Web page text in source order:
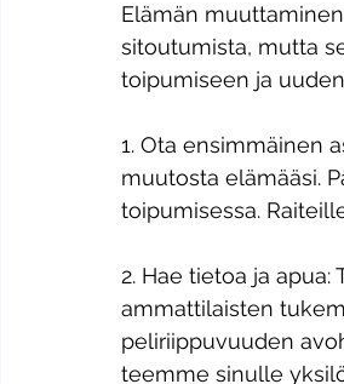
Elämän
sitoutumista, mutta
toipumiseen ja
1. Ota ensimmäinen
muutosta elämääsi.
toipumisessa.
2. Hae tietoa ja
ammattilaisten
peliriippuvuuden
teemme sinulle